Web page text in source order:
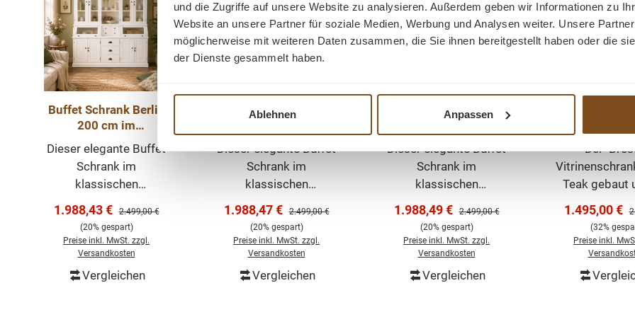
und die Zugriffe auf unsere Website zu analysieren. Außerdem geben wir Informationen zu
Website an unsere Partner für soziale Medien, Werbung und Analysen weiter. Unsere
möglicherweise mit weiteren Daten zusammen, die Sie ihnen bereitgestellt haben oder die
der Dienste gesammelt haben.
Ablehnen Anpassen
Buffet Schrank Berlin
200 cm im
Landhausstil – weiß
200 cm
Dieser elegante Buffet
Schrank im
klassischen
echtes Highlight für
Esszimmer, Küche
oder Wohnbereich. Mit
seiner hellen weißen
Verkaufspreis:
1.988,43 € Regulärer Preis:
2.499,00 €
(20% gespart)
Preise inkl. MwSt. zzgl.
Versandkosten
Vergleichen
Buffet Schrank Berlin
Schwarz 200 cm
Dieser elegante Buffet
Schrank im
klassischen
echtes Highlight für
Esszimmer, Küche
oder Wohnbereich. Mit
seiner hellen weißen
Verkaufspreis:
1.988,47 € Regulärer Preis:
2.499,00 €
(20% gespart)
Preise inkl. MwSt. zzgl.
Versandkosten
Vergleichen
Buffet Schrank Berlin
200 cm im
Murano 200 cm
Dieser elegante Buffet
Schrank im
klassischen
echtes Highlight für
Esszimmer, Küche
oder Wohnbereich. Mit
seiner hellen weißen
Verkaufspreis:
1.988,49 € Regulärer Preis:
2.499,00 €
(20% gespart)
Preise inkl. MwSt. zzgl.
Versandkosten
Vergleichen
Vitrinen
Der
Teak gebaut
eigenen
massiven
sind sehr
und leicht zu
1.495,00 €
(32%
Preise inkl.